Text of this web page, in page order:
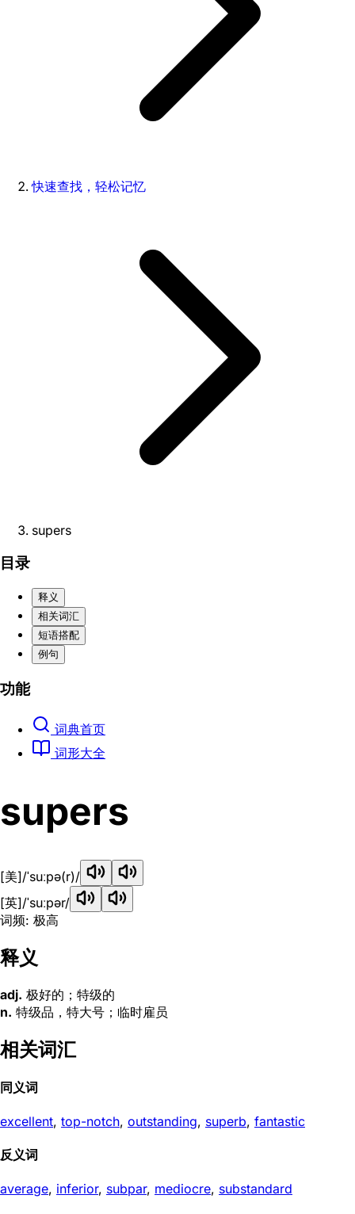
快速查找，轻松记忆
supers
目录
释义
相关词汇
短语搭配
例句
功能
词典首页
词形大全
supers
[美]/ˈsuːpə(r)/
[英]/ˈsuːpər/
词频: 极高
释义
adj. 极好的；特级的
n. 特级品，特大号；临时雇员
相关词汇
同义词
excellent, top-notch, outstanding, superb, fantastic
反义词
average, inferior, subpar, mediocre, substandard